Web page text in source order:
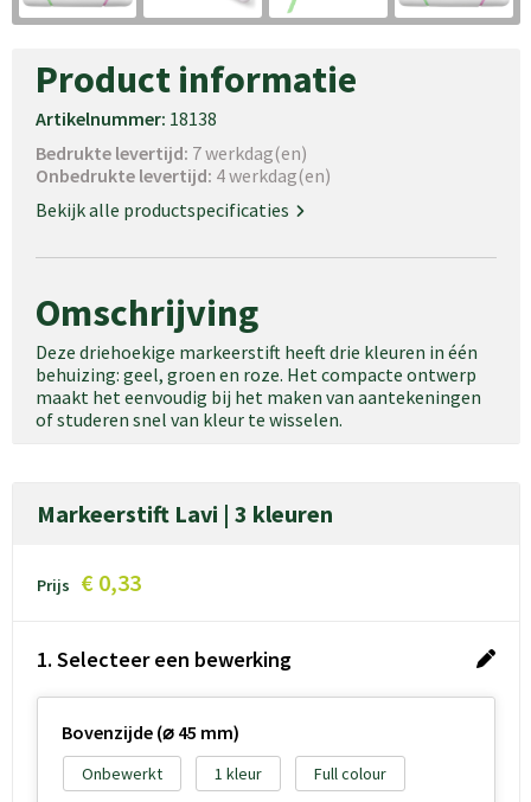
Product informatie
Artikelnummer: 18138
Bedrukte levertijd: 7 werkdag(en)
Onbedrukte levertijd: 4 werkdag(en)
Bekijk alle productspecificaties
Omschrijving
Deze driehoekige markeerstift heeft drie kleuren in één
behuizing: geel, groen en roze. Het compacte ontwerp
maakt het eenvoudig bij het maken van aantekeningen
of studeren snel van kleur te wisselen.
Markeerstift Lavi | 3 kleuren
Prijs € 0,33
1. Selecteer een bewerking
Bovenzijde (⌀ 45 mm)
Onbewerkt 1 Full colour